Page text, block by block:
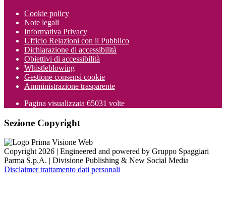
Cookie policy
Note legali
Informativa Privacy
Ufficio Relazioni con il Pubblico
Dichiarazione di accessibilità
Obiettivi di accessibilità
Whistleblowing
Gestione consensi cookie
Amministrazione trasparente
Pagina visualizzata 65031 volte
Sezione Copyright
Copyright 2026 | Engineered and powered by Gruppo Spaggiari
Parma S.p.A. | Divisione Publishing & New Social Media
Disclaimer trattamento dati personali